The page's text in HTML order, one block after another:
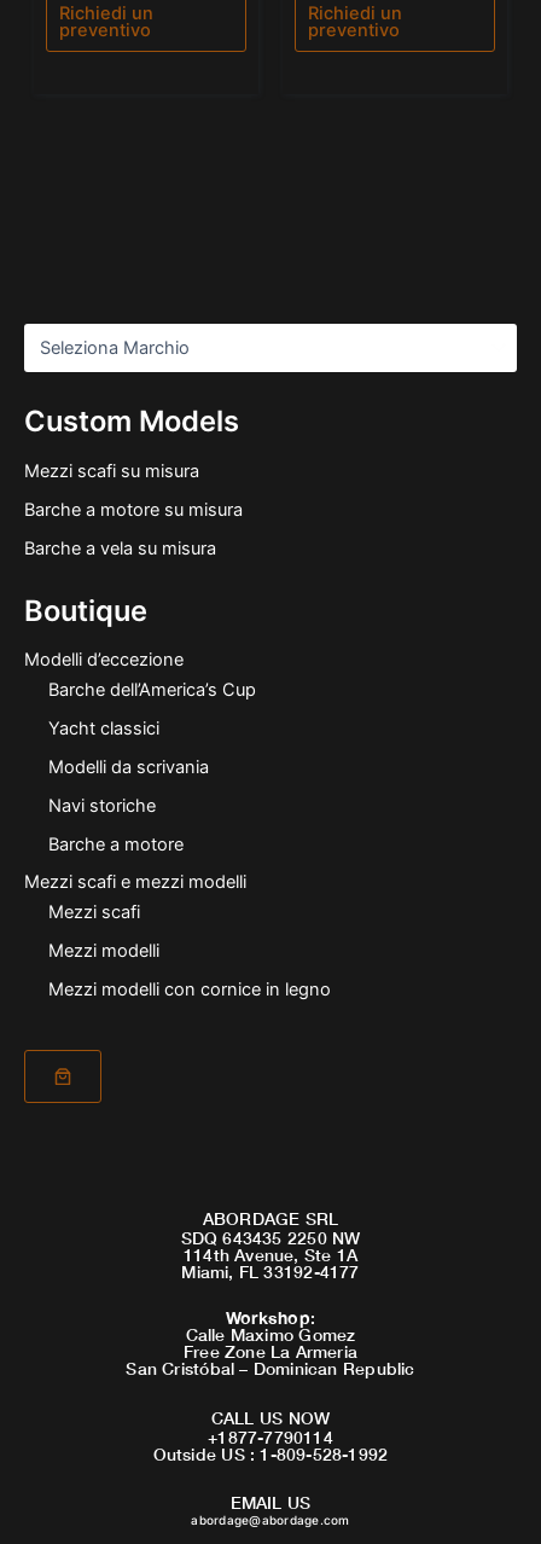
Custom Models
Mezzi scafi su misura
Barche a motore su misura
Barche a vela su misura
Boutique
Modelli d’eccezione
Barche dell’America’s Cup
Yacht classici
Modelli da scrivania
Navi storiche
Barche a motore
Mezzi scafi e mezzi modelli
Mezzi scafi
Mezzi modelli
Mezzi modelli con cornice in legno
Richiedi un
preventivo
Richiedi un
preventivo
ABORDAGE SRL
SDQ 643435 2250 NW
114th Avenue, Ste 1A
Miami, FL 33192-4177
Workshop:
Calle Maximo Gomez
Free Zone La Armeria
San Cristóbal – Dominican Republic
CALL US NOW
+1877-7790114
Outside US : 1-809-528-1992
EMAIL US
abordage@abordage.com